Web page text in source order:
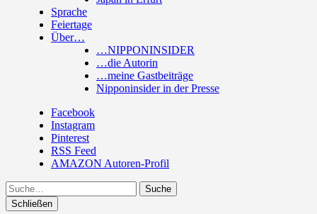
Sprache
Feiertage
Über…
…NIPPONINSIDER
…die Autorin
…meine Gastbeiträge
Nipponinsider in der Presse
Facebook
Instagram
Pinterest
RSS Feed
AMAZON Autoren-Profil
Suche
Schließen